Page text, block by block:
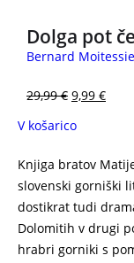
Dolga pot
Bernard
29,99€ 9,99 €
V košarico
Knjiga bratov
slovenski gorniški
dostikrat tudi
Dolomitih v drugi
hrabri gorniki s